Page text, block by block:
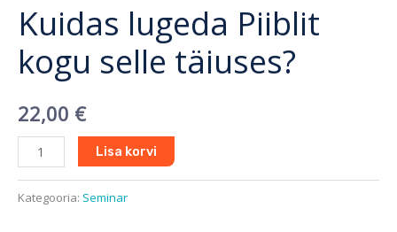
Kuidas lugeda Piiblit
kogu selle täiuses?
22,00 €
Lisa korvi
Kategooria: Seminar